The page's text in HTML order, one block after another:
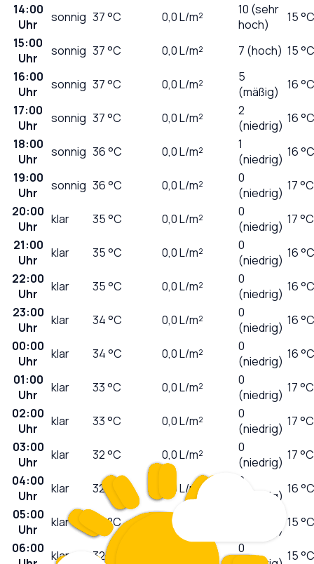
14:00
Uhr
sonnig 37°C 0,0L/m²
10 (sehr
hoch)
15 °C
15:00
Uhr
sonnig 37°C 0,0L/m² 7 (hoch) 15 °C
16:00
Uhr
sonnig 37°C 0,0L/m²
5
(mäßig)
16 °C
17:00
Uhr
sonnig 37°C 0,0L/m²
2
(niedrig) 16 °C
18:00
Uhr
sonnig 36°C 0,0L/m²
1
(niedrig) 16 °C
19:00
Uhr
sonnig 36°C 0,0L/m²
0
(niedrig) 17 °C
20:00
Uhr
klar 35°C 0,0L/m²
0
(niedrig) 17 °C
21:00
Uhr
klar 35°C 0,0L/m²
0
(niedrig) 16 °C
22:00
Uhr
klar 35°C 0,0L/m²
0
(niedrig) 16 °C
23:00
Uhr
klar 34°C 0,0L/m²
0
(niedrig) 16 °C
00:00
Uhr
klar 34°C 0,0L/m²
0
(niedrig) 16 °C
01:00
Uhr
klar 33°C 0,0L/m²
0
(niedrig) 17 °C
02:00
Uhr
klar 33°C 0,0L/m²
0
(niedrig) 17 °C
03:00
Uhr
klar 32°C 0,0L/m²
0
(niedrig) 17 °C
04:00
Uhr
klar 32 0,0L/m²
0
(niedrig) 16 °C
05:00
Uhr
klar 32°C 0,0
(niedrig) 15 °C
06:00 klar 32°C
0
15 °C